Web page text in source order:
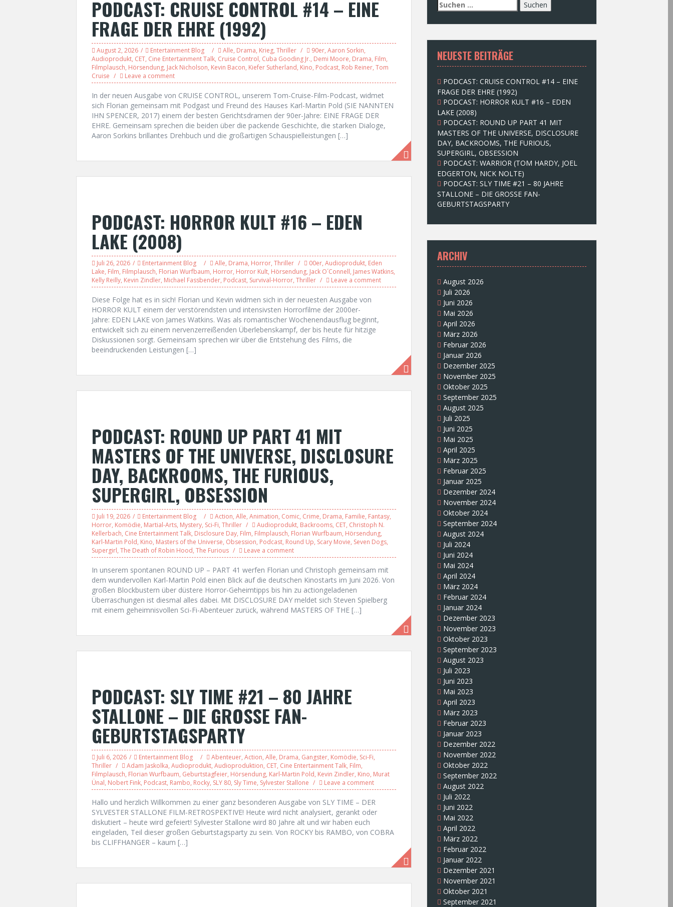
PODCAST: CRUISE CONTROL #14 – EINE
FRAGE DER EHRE (1992)
August 2, 2026 Entertainment Blog Alle, Drama, Krieg, Thriller 90er, Aaron Sorkin,
Audioprodukt, CET, Cine Entertainment Talk, Cruise Control, Cuba Gooding Jr., Demi Moore, Drama, Film,
Filmplausch, Hörsendung, Jack Nicholson, Kevin Bacon, Kiefer Sutherland, Kino, Podcast, Rob Reiner, Tom
Cruise
Leave a comment
In der neuen Ausgabe von CRUISE CONTROL, unserem Tom-Cruise-Film-Podcast, widmet
sich Florian gemeinsam mit Podgast und Freund des Hauses Karl-Martin Pold (SIE NANNTEN
IHN SPENCER, 2017) einem der besten Gerichtsdramen der 90er-Jahre: EINE FRAGE DER
EHRE. Gemeinsam sprechen die beiden über die packende Geschichte, die starken Dialoge,
Aaron Sorkins brillantes Drehbuch und die großartigen Schauspielleistungen […]
PODCAST: HORROR KULT #16 – EDEN
LAKE (2008)
Juli 26, 2026 Entertainment Blog Alle, Drama, Horror, Thriller 00er, Audioprodukt, Eden
Lake, Film, Filmplausch, Florian Wurfbaum, Horror, Horror Kult, Hörsendung, Jack O´Connell, James Watkins,
Kelly Reilly, Kevin Zindler, Michael Fassbender, Podcast, Survival-Horror, Thriller Leave a comment
Diese Folge hat es in sich! Florian und Kevin widmen sich in der neuesten Ausgabe von
HORROR KULT einem der verstörendsten und intensivsten Horrorfilme der 2000er-
Jahre: EDEN LAKE von James Watkins. Was als romantischer Wochenendausflug beginnt,
entwickelt sich zu einem nervenzerreißenden Überlebenskampf, der bis heute für hitzige
Diskussionen sorgt. Gemeinsam sprechen wir über die Entstehung des Films, die
beeindruckenden Leistungen […]
PODCAST: ROUND UP PART 41 MIT
MASTERS OF THE UNIVERSE, DISCLOSURE
DAY, BACKROOMS, THE FURIOUS,
SUPERGIRL, OBSESSION
Juli 19, 2026 Entertainment Blog Action, Alle, Animation, Comic, Crime, Drama, Familie, Fantasy,
Horror, Komödie, Martial-Arts, Mystery, Sci-Fi, Thriller Audioprodukt, Backrooms, CET, Christoph N.
Kellerbach, Cine Entertainment Talk, Disclosure Day, Film, Filmplausch, Florian Wurfbaum, Hörsendung,
Karl-Martin Pold, Kino, Masters of the Universe, Obsession, Podcast, Round Up, Scary Movie, Seven Dogs,
Supergirl, The Death of Robin Hood, The Furious Leave a comment
In unserem spontanen ROUND UP – PART 41 werfen Florian und Christoph gemeinsam mit
dem wundervollen Karl-Martin Pold einen Blick auf die deutschen Kinostarts im Juni 2026. Von
großen Blockbustern über düstere Horror-Geheimtipps bis hin zu actiongeladenen
Überraschungen ist diesmal alles dabei. Mit DISCLOSURE DAY meldet sich Steven Spielberg
mit einem geheimnisvollen Sci-Fi-Abenteuer zurück, während MASTERS OF THE […]
PODCAST: SLY TIME #21 – 80 JAHRE
STALLONE – DIE GROSSE FAN-
GEBURTSTAGSPARTY
Juli 6, 2026 Entertainment Blog Abenteuer, Action, Alle, Drama, Gangster, Komödie, Sci-Fi,
Thriller
Adam Jaskolka, Audioprodukt, Audioproduktion, CET, Cine Entertainment Talk, Film,
Filmplausch, Florian Wurfbaum, Geburtstagfeier, Hörsendung, Karl-Martin Pold, Kevin Zindler, Kino, Murat
Ünal, Nobert Fink, Podcast, Rambo, Rocky, SLY 80, Sly Time, Sylvester Stallone Leave a comment
Hallo und herzlich Willkommen zu einer ganz besonderen Ausgabe von SLY TIME – DER
SYLVESTER STALLONE FILM-RETROSPEKTIVE! Heute wird nicht analysiert, gerankt oder
diskutiert – heute wird gefeiert! Sylvester Stallone wird 80 Jahre alt und wir haben euch
eingeladen, Teil dieser großen Geburtstagsparty zu sein. Von ROCKY bis RAMBO, von COBRA
bis CLIFFHANGER – kaum […]
S
u
c
e
n
n
c
h
:
NEUESTE BEITRÄGE
PODCAST: CRUISE CONTROL #14 – EINE
FRAGE DER EHRE (1992)
PODCAST: HORROR KULT #16 – EDEN
LAKE (2008)
PODCAST: ROUND UP PART 41 MIT
MASTERS OF THE UNIVERSE, DISCLOSURE
DAY, BACKROOMS, THE FURIOUS,
SUPERGIRL, OBSESSION
PODCAST: WARRIOR (TOM HARDY, JOEL
EDGERTON, NICK NOLTE)
PODCAST: SLY TIME #21 – 80 JAHRE
STALLONE – DIE GROSSE FAN-
GEBURTSTAGSPARTY
ARCHIV
August 2026
Juli 2026
Juni 2026
Mai 2026
April 2026
März 2026
Februar 2026
Januar 2026
Dezember 2025
November 2025
Oktober 2025
September 2025
August 2025
Juli 2025
Juni 2025
Mai 2025
April 2025
März 2025
Februar 2025
Januar 2025
Dezember 2024
November 2024
Oktober 2024
September 2024
August 2024
Juli 2024
Juni 2024
Mai 2024
April 2024
März 2024
Februar 2024
Januar 2024
Dezember 2023
November 2023
Oktober 2023
September 2023
August 2023
Juli 2023
Juni 2023
Mai 2023
April 2023
März 2023
Februar 2023
Januar 2023
Dezember 2022
November 2022
Oktober 2022
September 2022
August 2022
Juli 2022
Juni 2022
Mai 2022
April 2022
März 2022
Februar 2022
Januar 2022
Dezember 2021
November 2021
Oktober 2021
September 2021